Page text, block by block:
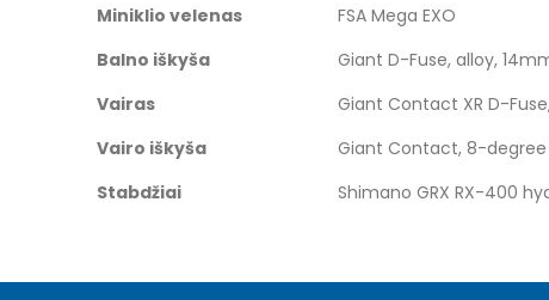
Miniklio velenas
FSA Mega EXO
Balno iškyša
Giant D-Fuse, alloy,
Vairas
Giant Contact XR D-
Vairo iškyša
Giant Contact, 8-degree
Stabdžiai
Shimano GRX RX-400